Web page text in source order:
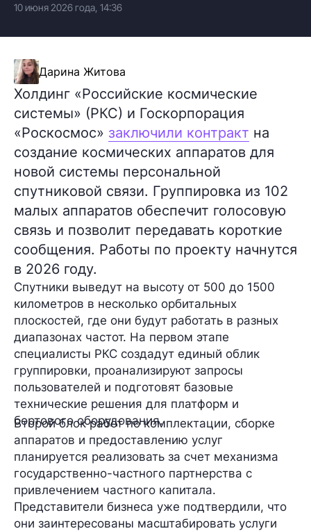
10 июня 2026 года, 14:36
Дарина Житова
Холдинг «Российские космические
системы» (РКС) и Госкорпорация
«Роскосмос» заключили контракт на
создание космических аппаратов для
новой системы персональной
спутниковой связи. Группировка из 102
малых аппаратов обеспечит голосовую
связь и позволит передавать короткие
сообщения. Работы по проекту начнутся
в 2026 году.
Спутники выведут на высоту от 500 до 1500
километров в несколько орбитальных
плоскостей, где они будут работать в разных
диапазонах частот. На первом этапе
специалисты РКС создадут единый облик
группировки, проанализируют запросы
пользователей и подготовят базовые
технические решения для платформ и
бортового оборудования.
Второй блок работ по комплектации, сборке
аппаратов и предоставлению услуг
планируется реализовать за счет механизма
государственно-частного партнерства с
привлечением частного капитала.
Представители бизнеса уже подтвердили, что
они заинтересованы масштабировать услуги